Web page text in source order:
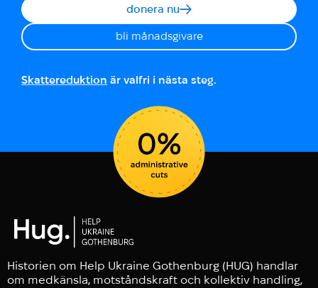
donera nu
bli månadsgivare
Skattereduktion är valfri i nästa steg.
Historien om Help Ukraine Gothenburg (HUG) handlar
om medkänsla, motståndskraft och kollektiv handling,